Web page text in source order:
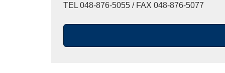
TEL 048-876-5055 / FAX 048-876-5077